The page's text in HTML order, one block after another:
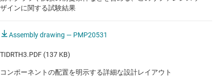
ザインに関する試験結果
Assembly drawing — PMP20531
TIDRTH3.PDF (137 KB)
コンポーネントの配置を明示する詳細な設計レイアウト